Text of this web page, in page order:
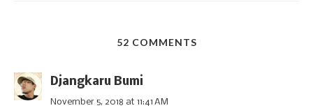
52 COMMENTS
Djangkaru Bumi
November 5, 2018 at 11:41 AM